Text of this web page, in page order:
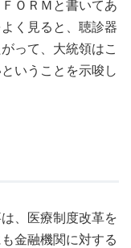
ＯＲＭと書いてあ
く見ると、聴診器
って、大統領はこ
いうことを示唆し
、医療制度改革を
金融機関に対する